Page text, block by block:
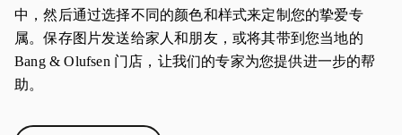
中，然后通过选择不同的颜色和样式来定制您的挚爱专
属。保存图片发送给家人和朋友，或将其带到您当地的
Bang & Olufsen 门店，让我们的专家为您提供进一步的帮
助。